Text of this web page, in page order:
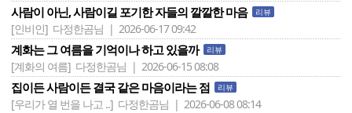
사람이 아닌, 사람이길 포기한 자들의 깔깔한 마음 리뷰
[인비인] 다정한곰님 | 2026-06-17 09:42
계화는 그 여름을 기억이나 하고 있을까 리뷰
[계화의 여름] 다정한곰님 | 2026-06-15 08:08
집이든 사람이든 결국 같은 마음이라는 점 리뷰
[우리가 열 번을 나고 ..] 다정한곰님 | 2026-06-08 08:14